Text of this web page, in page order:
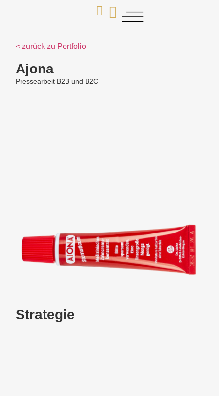
< zurück zu Portfolio
Ajona
Pressearbeit B2B und B2C
Strategie